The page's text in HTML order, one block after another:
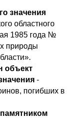
значения
областного
1985 года №
природы
объект
-
погибших в